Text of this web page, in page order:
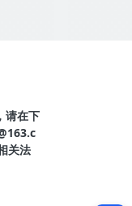
请在下
关法